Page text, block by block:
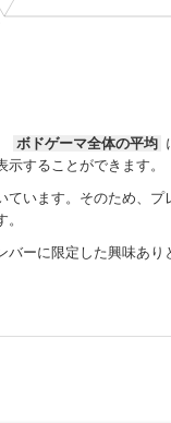
ボドゲーマ全体の平均
することができます。
います。そのため、
ーに限定した興味あり